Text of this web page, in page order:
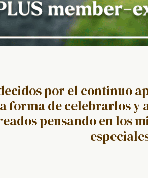
por el continuo
forma de celebrarlos
pensando en los